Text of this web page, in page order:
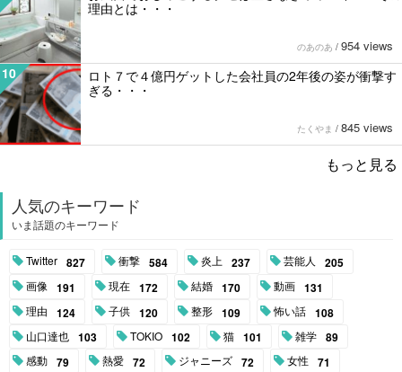
理由とは・・・
のあのあ / 954 views
10
ロト７で４億円ゲットした会社員の2年後の姿が衝撃す
ぎる・・・
たくやま / 845 views
もっと見る
人気のキーワード
いま話題のキーワード
Twitter 827 衝撃 584 炎上 237 芸能人 205
画像 191 現在 172 結婚 170 動画 131
理由 124 子供 120 整形 109 怖い話 108
山口達也 103 TOKIO 102 猫 101 雑学 89
感動 79 熱愛 72 ジャニーズ 72 女性 71